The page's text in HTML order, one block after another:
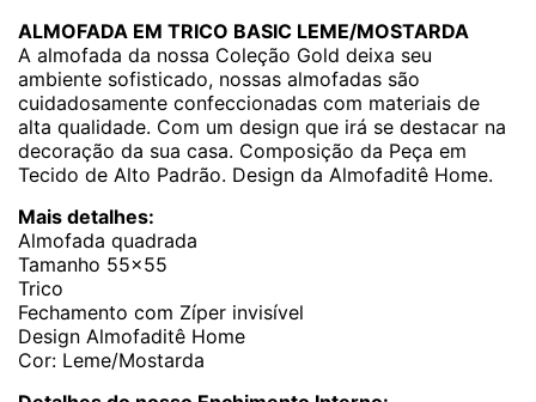
ALMOFADA EM TRICO BASIC LEME/MOSTARDA
A almofada da nossa Coleção Gold deixa seu
ambiente sofisticado, nossas almofadas são
cuidadosamente confeccionadas com materiais de
alta qualidade. Com um design que irá se destacar na
decoração da sua casa. Composição da Peça em
Tecido de Alto Padrão. Design da Almofaditê Home.
Mais detalhes:
Almofada quadrada
Tamanho 55×55
Trico
Fechamento com Zíper invisível
Design Almofaditê Home
Cor: Leme/Mostarda